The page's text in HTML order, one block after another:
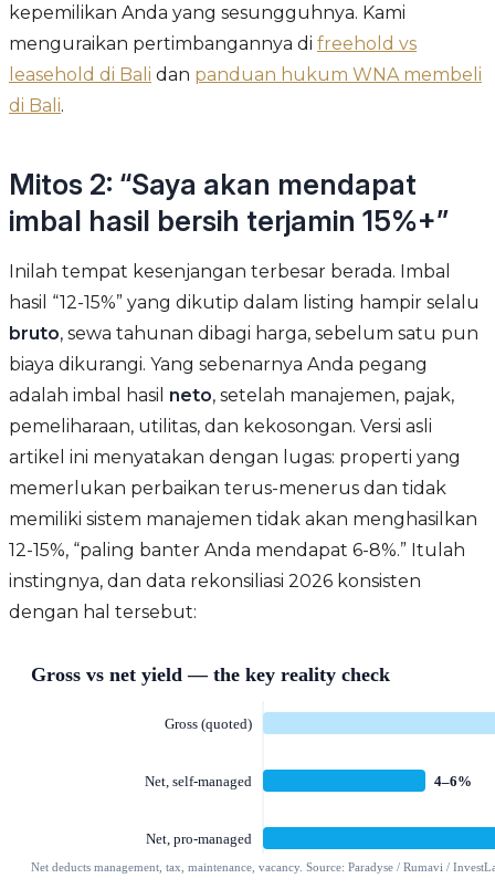
kepemilikan Anda yang sesungguhnya. Kami
menguraikan pertimbangannya di freehold vs
leasehold di Bali dan panduan hukum WNA membeli
di Bali.
Mitos 2: “Saya akan mendapat
imbal hasil bersih terjamin 15%+”
Inilah tempat kesenjangan terbesar berada. Imbal
hasil “12-15%” yang dikutip dalam listing hampir selalu
bruto, sewa tahunan dibagi harga, sebelum satu pun
biaya dikurangi. Yang sebenarnya Anda pegang
adalah imbal hasil neto, setelah manajemen, pajak,
pemeliharaan, utilitas, dan kekosongan. Versi asli
artikel ini menyatakan dengan lugas: properti yang
memerlukan perbaikan terus-menerus dan tidak
memiliki sistem manajemen tidak akan menghasilkan
12-15%, “paling banter Anda mendapat 6-8%.” Itulah
instingnya, dan data rekonsiliasi 2026 konsisten
dengan hal tersebut: